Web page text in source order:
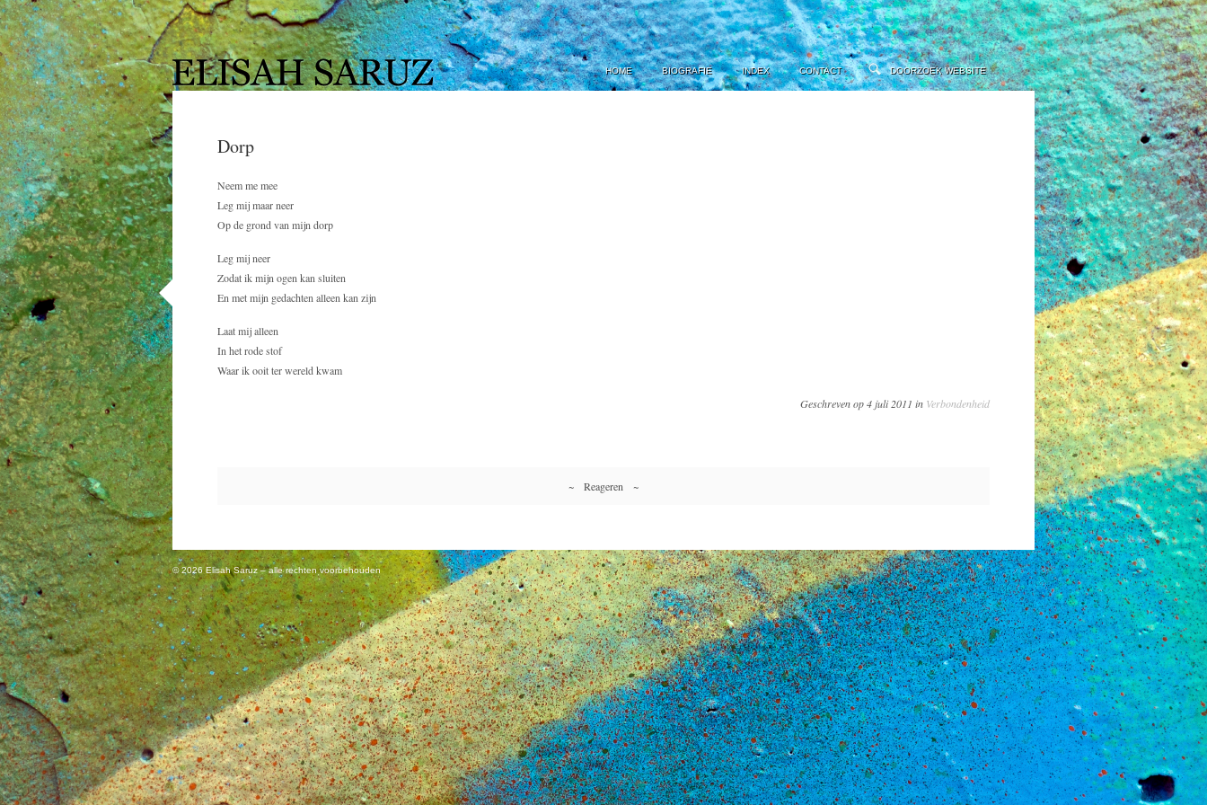
HOME BIOGRAFIE INDEX CONTACT
Dorp
Neem me mee
Leg mij maar neer
Op de grond van mijn dorp
Leg mij neer
Zodat ik mijn ogen kan sluiten
En met mijn gedachten alleen kan zijn
Laat mij alleen
In het rode stof
Waar ik ooit ter wereld kwam
Geschreven op 4 juli 2011 in Verbondenheid
~ Reageren ~
© 2026 Elisah Saruz – alle rechten voorbehouden